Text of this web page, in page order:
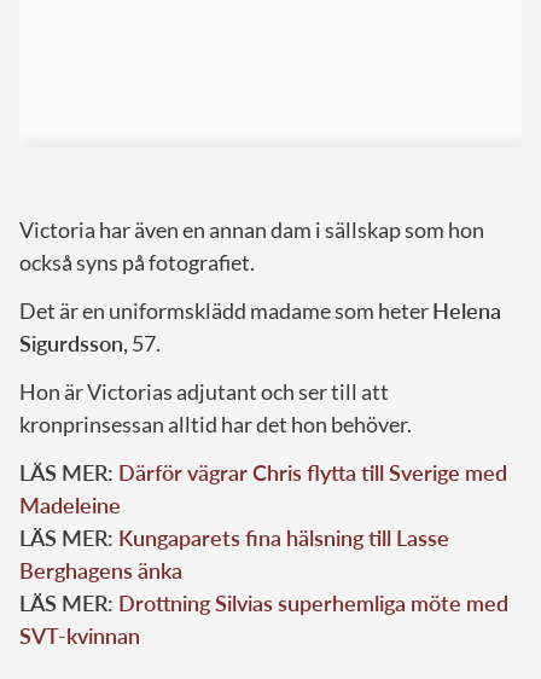
Victoria har även en annan dam i sällskap som hon
också syns på fotografiet.
Det är en uniformsklädd madame som heterHelena
Sigurdsson,57.
Hon är Victorias adjutant och ser till att
kronprinsessan alltid har det hon behöver.
LÄS MER: Därför vägrar Chris flytta till Sverige med
Madeleine
LÄS MER: Kungaparets fina hälsning till Lasse
Berghagens änka
LÄS MER: Drottning Silvias superhemliga möte med
SVT-kvinnan